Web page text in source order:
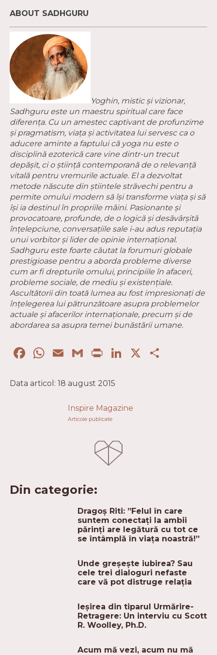
ABOUT SADHGURU
Yoghin, mistic și vizionar,
Sadhguru este un maestru spiritual care face
diferența. Cu un amestec captivant de profunzime
și pragmatism, viața și activitatea lui servesc ca o
aducere aminte a faptului că yoga nu este o
disciplină ezoterică care vine dintr-un trecut
depășit, ci o știință contemporană de o relevanță
vitală pentru vremurile actuale. El a dezvoltat
metode născute din știintele străvechi pentru a
permite omului modern să își transforme viața și să
își ia destinul în propriile mâini. Pasionante și
provocatoare, profunde, de o logică și desăvârșită
înțelepciune, conversațiile sale i-au adus reputația
unui vorbitor și lider de opinie internațional.
Sadhguru este foarte căutat la forumuri globale
prestigioase pentru a aborda probleme diverse
cum ar fi drepturile omului, principiile în afaceri,
probleme sociale, de mediu și existențiale.
Ascultătorii din toată lumea au fost impresionați de
înțelegerea lui pătrunzătoare asupra problemelor
actuale și afacerilor internaționale, precum și de
abordarea sa asupra temei bunăstării umane.
Facebook
WhatsApp
EmailGmail
PrintLinkedIn
X
Data articol: 18 august 2015
Inspire Magazine
Articole publicate
Din categorie:
Dragoș Riti: ”Felul în care
suntem conectați la ambii
părinți are legătură cu tot ce
se întâmplă în viața noastră!”
Unde greșește iubirea? Sau
cele trei dialoguri nefaste
care vă pot distruge relația
Ieșirea din tiparul Urmărire-
Retragere: Un interviu cu Scott
R. Woolley, Ph.D.
Acum mă vezi, acum nu mă